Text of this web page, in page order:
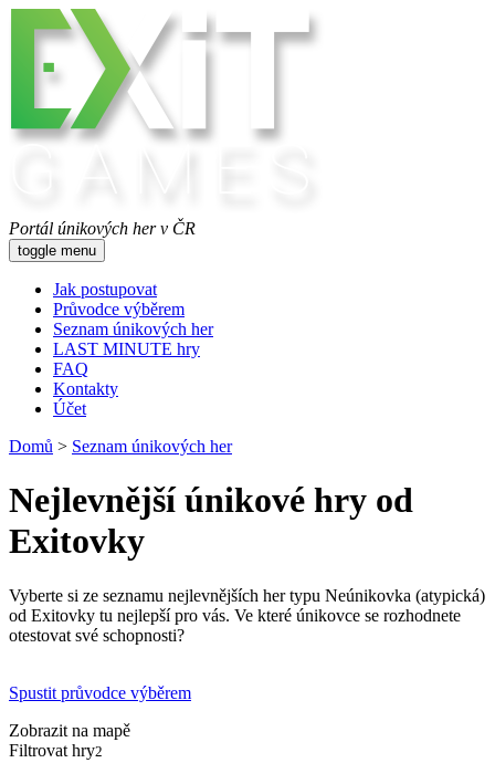
Portál únikových her v ČR
toggle menu
Jak postupovat
Průvodce výběrem
Seznam únikových her
LAST MINUTE hry
FAQ
Kontakty
Účet
Domů > Seznam únikových her
Nejlevnější únikové hry od
Exitovky
Vyberte si ze seznamu nejlevnějších her typu Neúnikovka (atypická)
od Exitovky tu nejlepší pro vás. Ve které únikovce se rozhodnete
otestovat své schopnosti?
Spustit průvodce výběrem
Zobrazit na mapě
Filtrovat hry2